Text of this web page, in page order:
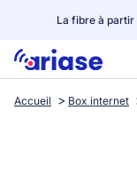
La fibre à
Box internet
Accueil Box internet